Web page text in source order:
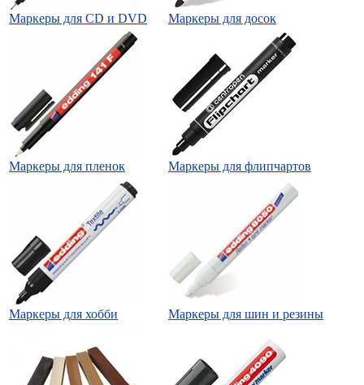
Маркеры для CD и DVD Маркеры для досок
Маркеры для пленок Маркеры для флипчартов
Маркеры для хобби Маркеры для шин и резины